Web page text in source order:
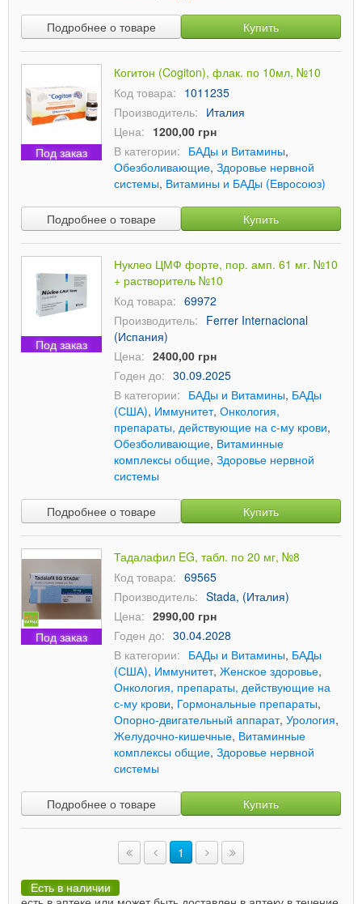
Подробнее о товаре Купить
Под заказ
Когитон (Cogiton), флак. по 10мл, №10
Код товара: 1011235
Производитель: Италия
Цена: 1200,00 грн
В категории: БАДы и Витамины,
Обезболивающие, Здоровье нервной
системы, Витамины и БАДы (Евросоюз)
Подробнее о товаре Купить
Под заказ
Нуклео ЦМФ форте, пор. амп. 61 мг. №10
+ растворитель №10
Код товара: 69972
Производитель: Ferrer Internacional
(Испания)
Цена: 2400,00 грн
Годен до: 30.09.2025
В категории: БАДы и Витамины, БАДы
(США), Иммунитет, Онкология,
препараты, действующие на с-му крови,
Обезболивающие, Витаминные
комплексы общие, Здоровье нервной
системы
Подробнее о товаре Купить
Под заказ
Тадалафил EG, табл. по 20 мг, №8
Код товара: 69565
Производитель: Stada, (Италия)
Цена: 2990,00 грн
Годен до: 30.04.2028
В категории: БАДы и Витамины, БАДы
(США), Иммунитет, Женское здоровье,
Онкология, препараты, действующие на
с-му крови, Гормональные препараты,
Опорно-двигательный аппарат, Урология,
Желудочно-кишечные, Витаминные
комплексы общие, Здоровье нервной
системы
Подробнее о товаре Купить
1
Есть в наличии